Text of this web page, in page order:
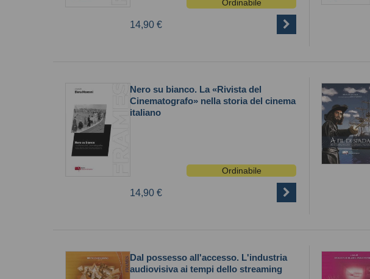
Ordinabile
14,90 €
Nero su bianco. La «Rivista del
Cinematografo» nella storia del cinema
italiano
Ordinabile
14,90 €
Dal possesso all'accesso. L'industria
audiovisiva ai tempi dello streaming